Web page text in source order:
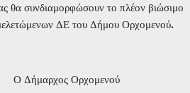
θα συνδιαμορφώσουν το πλέον βιώσιμο
ΔΕ του Δήμου Ορχομενού.
Ο Δήμαρχος Ορχομενού